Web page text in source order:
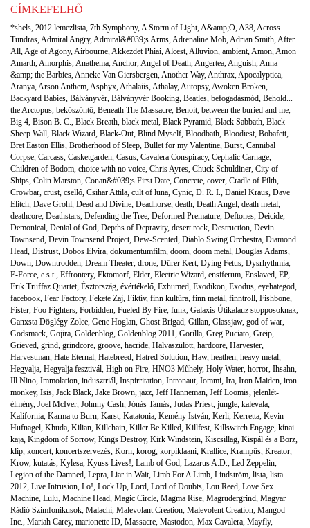
CÍMKEFELHŐ
*shels, 2012 lemezlista, 7th Symphony,A Storm of Light,A&amp;O,A38,Across
Tundras,Admiral Angry,Admiral&#039;s Arms,Adrenaline Mob,Adrian Smith,After
All,Age of Agony,Airbourne,Akkezdet Phiai,Alcest,Alluvion, ambient,Amon,Amon
Amarth,Amorphis,Anathema,Anchor,Angel of Death,Angertea,Anguish,Anna
&amp; the Barbies,Anneke Van Giersbergen,Another Way,Anthrax,Apocalyptica,
Aranya,Arson Anthem,Asphyx,Athalaiis,Athalay,Autopsy,Awoken Broken,
Backyard Babies, Bálványvér, Bálványvér Booking, Beatles, befogadásmód, Behold...
the Arctopus, beköszöntő, Beneath The Massacre, Benoit, between the buried and me,
Big 4, Bison B. C., Black Breath, black metal, Black Pyramid, Black Sabbath, Black
Sheep Wall, Black Wizard, Black-Out, Blind Myself, Bloodbath, Bloodiest, Bobafett,
Bret Easton Ellis, Brotherhood of Sleep, Bullet for my Valentine, Burst, Cannibal
Corpse, Carcass, Casketgarden, Casus, Cavalera Conspiracy, Cephalic Carnage,
Children of Bodom, choice with no voice, Chris Ayres, Chuck Schuldiner, City of
Ships, Colin Marston, Conan&#039;s First Date, Concrete, cover, Cradle of Filth,
Crowbar, crust, cselló, Csihar Attila, cult of luna, Cynic, D. R. I., Daniel Kraus, Dave
Elitch, Dave Grohl, Dead and Divine, Deadhorse, death, Death Angel, death metal,
deathcore, Deathstars, Defending the Tree, Deformed Premature, Deftones, Deicide,
Demonical, Denial of God, Depths of Depravity, desert rock, Destruction, Devin
Townsend, Devin Townsend Project, Dew-Scented, Diablo Swing Orchestra, Diamond
Head, Distrust, Dobos Elvira, dokumentumfilm, doom, doom metal, Douglas Adams,
Down, Downtrodden, Dream Theater, drone, Dürer Kert, Dying Fetus, Dysrhythmia,
E-Force, e.s.t., Effrontery, Ektomorf, Elder, Electric Wizard, ensiferum, Enslaved, EP,
Erik Truffaz Quartet, Észtország, évértékelő, Exhumed, Exodikon, Exodus, eyehategod,
facebook, Fear Factory, Fekete Zaj, Fiktív, finn kultúra, finn metál, finntroll, Fishbone,
Fister, Foo Fighters, Forbidden, Fueled By Fire, funk, Galaxis Útikalauz stopposoknak,
Ganxsta Döglégy Zolee, Gene Hoglan, Ghost Brigad, Gillan, Glassjaw, god of war,
Godsmack, Gojira, Goldenblog, Goldenblog 2011, Gorilla, Greg Puciato, Greip,
Grieved, grind, grindcore, groove, hacride, Halvaszülött, hardcore, Harvester,
Harvestman, Hate Eternal, Hatebreed, Hatred Solution, Haw, heathen, heavy metal,
Hegyalja, Hegyalja fesztivál, High on Fire, HNO3 Műhely, Holy Water, horror, Ihsahn,
Ill Nino, Immolation, indusztriál, Inspirritation, Intronaut, Iommi, Ira, Iron Maiden, iron
monkey, Isis, Jack Black, Jake Brown, jazz, Jeff Hanneman, Jeff Loomis, jelenlét-
élmény, Joel McIver, Johnny Cash, Jónás Tamás, Judas Priest, jungle, kalevala,
Kalifornia, Karma to Burn, Karst, Katatonia, Kemény István, Kerli, Kerretta, Kevin
Hufnagel, Khuda, Kilian, Killchain, Killer Be Killed, Killfest, Killswitch Engage, kínai
kaja, Kingdom of Sorrow, Kings Destroy, Kirk Windstein, Kiscsillag, Kispál és a Borz,
klip, koncert, koncertszervezés, Korn, korog, korpiklaani, Krallice, Krampüs, Kreator,
Krow, kutatás, Kylesa, Kyuss Lives!, Lamb of God, Lazarus A.D., Led Zeppelin,
Legion of the Damned, Lepra, Liar in Wait, Limb For A Limb, Lindström, lista, lista
2012, Live Intrusion, Lo!, Lock Up, Lord, Lord of Doubts, Lou Reed, Love Sex
Machine, Lulu, Machine Head, Magic Circle, Magma Rise, Magrudergrind, Magyar
Rádió Szimfonikusok, Malachi, Malevolant Creation, Malevolent Creation, Mangod
Inc., Mariah Carey, marionette ID, Massacre, Mastodon, Max Cavalera, Mayfly,